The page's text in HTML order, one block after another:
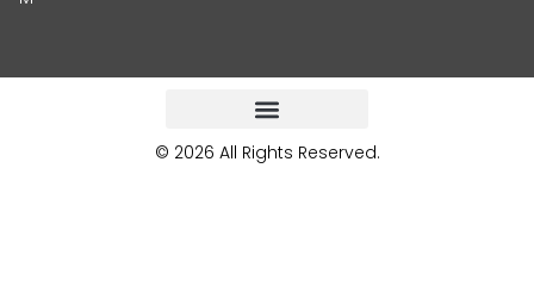
© 2026 All Rights Reserved.